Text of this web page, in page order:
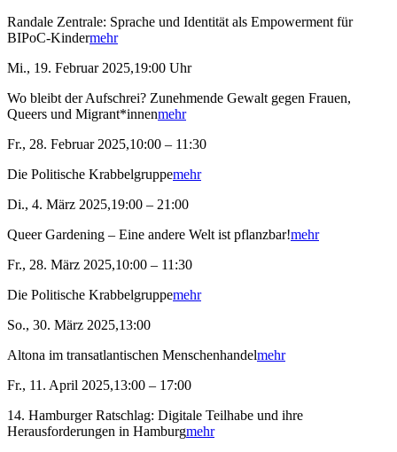
Randale Zentrale: Sprache und Identität als Empowerment für
BIPoC-Kindermehr
Mi., 19. Februar 2025,19:00 Uhr
Wo bleibt der Aufschrei? Zunehmende Gewalt gegen Frauen,
Queers und Migrant*innenmehr
Fr., 28. Februar 2025,10:00 – 11:30
Die Politische Krabbelgruppemehr
Di., 4. März 2025,19:00 – 21:00
Queer Gardening – Eine andere Welt ist pflanzbar!mehr
Fr., 28. März 2025,10:00 – 11:30
Die Politische Krabbelgruppemehr
So., 30. März 2025,13:00
Altona im transatlantischen Menschenhandelmehr
Fr., 11. April 2025,13:00 – 17:00
14. Hamburger Ratschlag: Digitale Teilhabe und ihre
Herausforderungen in Hamburgmehr